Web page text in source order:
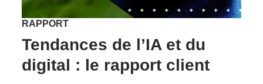
RAPPORT
Tendances de l’IA et du
digital : le rapport client